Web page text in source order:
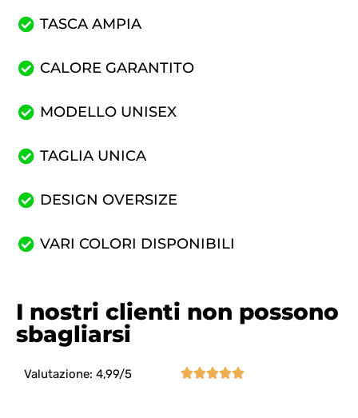
TASCA AMPIA
CALORE GARANTITO
MODELLO UNISEX
TAGLIA UNICA
DESIGN OVERSIZE
VARI COLORI DISPONIBILI
I nostri clienti non possono
sbagliarsi
Valutazione: 4,99/5 